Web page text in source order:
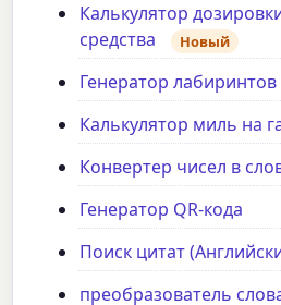
Калькулятор
средства
Новый
Генератор лабиринтов
Калькулятор миль на
Конвертер чисел в
Генератор QR-кода
Поиск цитат
преобразователь